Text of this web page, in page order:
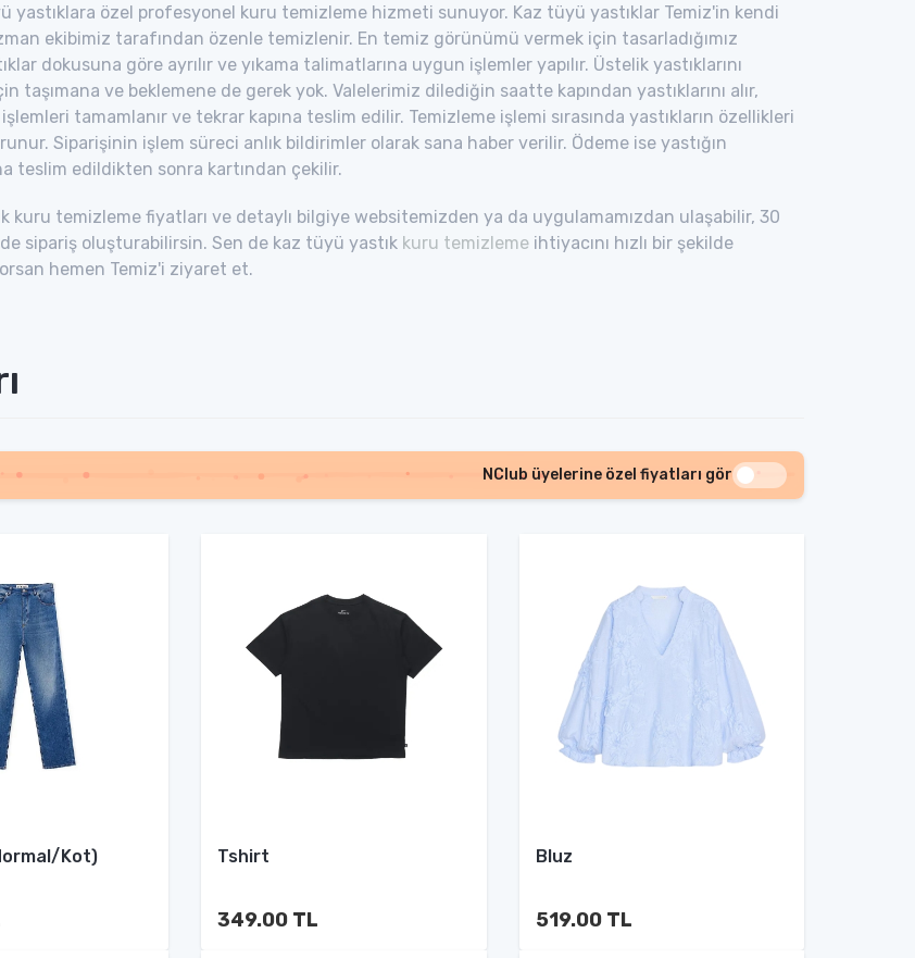
yastıklara özel profesyonel kuru temizleme hizmeti sunuyor. Kaz tüyü yastıklar Temiz'in kendi
ekibimiz tarafından özenle temizlenir. En temiz görünümü vermek için tasarladığımız
dokusuna göre ayrılır ve yıkama talimatlarına uygun işlemler yapılır. Üstelik yastıklarını
taşımana ve beklemene de gerek yok. Valelerimiz dilediğin saatte kapından yastıklarını alır,
tamamlanır ve tekrar kapına teslim edilir. Temizleme işlemi sırasında yastıkların özellikleri
Siparişinin işlem süreci anlık bildirimler olarak sana haber verilir. Ödeme ise yastığın
teslim edildikten sonra kartından çekilir.
kuru temizleme fiyatları ve detaylı bilgiye websitemizden ya da uygulamamızdan ulaşabilir, 30
sipariş oluşturabilirsin. Sen de kaz tüyü yastık kuru temizlemeihtiyacını hızlı bir şekilde
hemen Temiz'i ziyaret et.
NClub üyelerine özel fiyatları gör
Kot) Tshirt
349.00 TL
Bluz
519.00 TL